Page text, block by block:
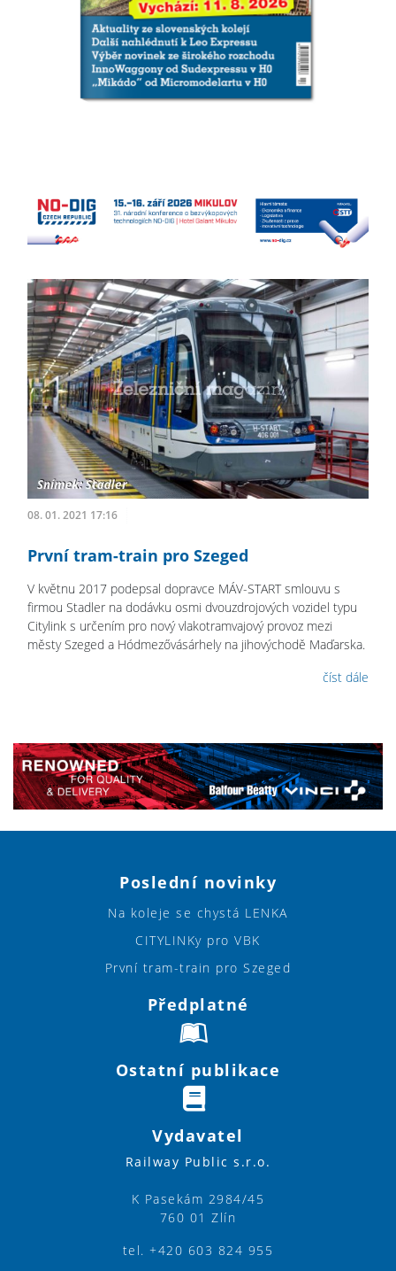
08. 01. 2021 17:16
První tram-train pro Szeged
V květnu 2017 podepsal dopravce MÁV-START smlouvu s
firmou Stadler na dodávku osmi dvouzdrojových vozidel typu
Citylink s určením pro nový vlakotramvajový provoz mezi
městy Szeged a Hódmezővásárhely na jihovýchodě Maďarska.
číst dále
Poslední novinky
Na koleje se chystá LENKA
CITYLINKy pro VBK
První tram-train pro Szeged
Předplatné
Ostatní publikace
Vydavatel
Railway Public s.r.o.
K Pasekám 2984/45
760 01 Zlín
tel. +420 603 824 955